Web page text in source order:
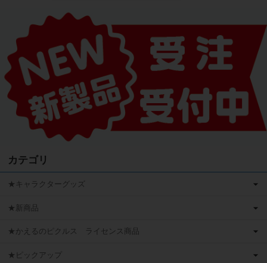
カテゴリ
★キャラクターグッズ
★新商品
★かえるのピクルス ライセンス商品
★ピックアップ